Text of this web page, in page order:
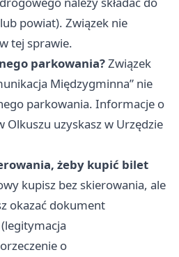
powiat). Związek nie
tej sprawie.
parkowania?Związek
Międzygminna” nie
parkowania. Informacje o
Olkuszu uzyskasz w Urzędzie
żeby kupić bilet
kupisz bez skierowania, ale
okazać dokument
o